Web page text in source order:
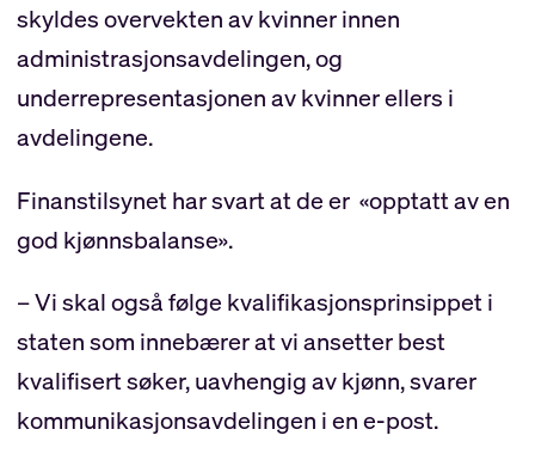
skyldes overvekten av kvinner innen
administrasjonsavdelingen, og
underrepresentasjonen av kvinner ellers i
avdelingene.
Finanstilsynet har svart at de er «opptatt av en
god kjønnsbalanse».
– Vi skal også følge kvalifikasjonsprinsippet i
staten som innebærer at vi ansetter best
kvalifisert søker, uavhengig av kjønn, svarer
kommunikasjonsavdelingen i en e-post.